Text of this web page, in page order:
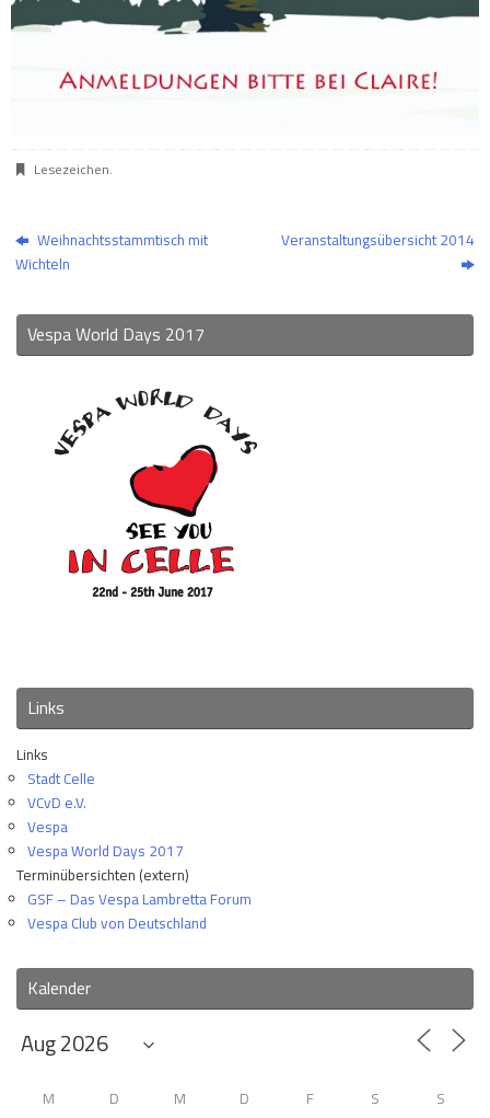
Lesezeichen.
Weihnachtsstammtisch mit
Wichteln
Veranstaltungsübersicht 2014
Vespa World Days 2017
Links
Links
Stadt Celle
VCvD e.V.
Vespa
Vespa World Days 2017
Terminübersichten (extern)
GSF – Das Vespa Lambretta Forum
Vespa Club von Deutschland
Kalender
M D M D F S S